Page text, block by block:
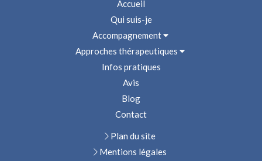
Accueil
Qui suis-je
Accompagnement
Approches thérapeutiques
Infos pratiques
Avis
Blog
Contact
Plan du site
Mentions légales